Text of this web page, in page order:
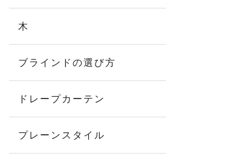
木
ブラインドの選び方
ドレープカーテン
プレーンスタイル